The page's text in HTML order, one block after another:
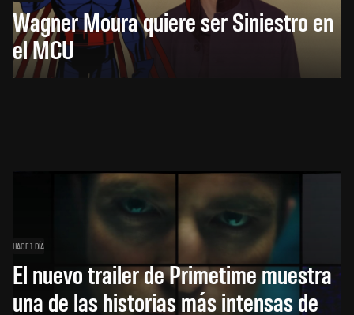
Wagner Moura quiere ser Siniestro en
el MCU
HACE 1 DÍA
El nuevo trailer de Primetime muestra
una de las historias más intensas de